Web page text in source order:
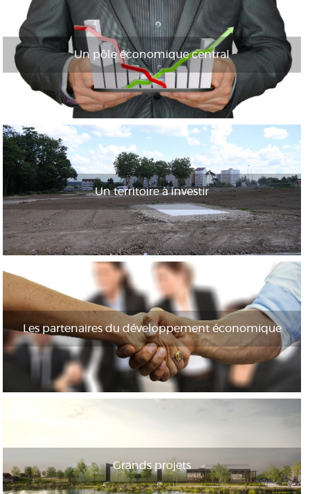
Un pôle économique central
Un territoire à investir
Les partenaires du développement économique
Grands projets